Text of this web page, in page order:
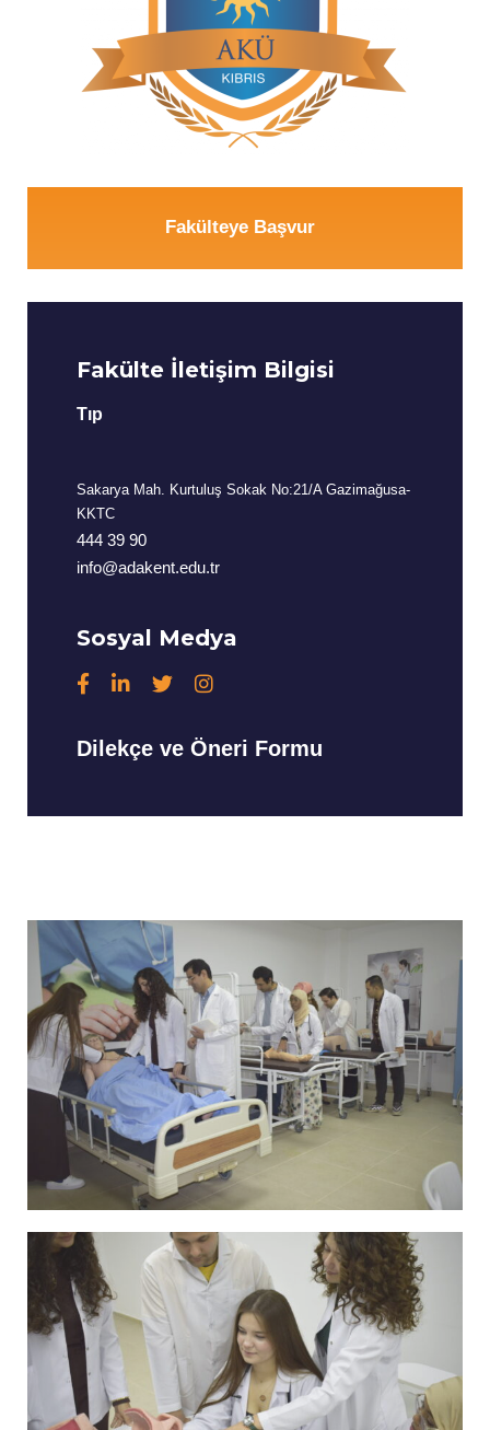
Fakülteye Başvur
Fakülte İletişim Bilgisi
Tıp
Sakarya Mah. Kurtuluş Sokak No:21/A Gazimağusa-
KKTC
444 39 90
info@adakent.edu.tr
Sosyal Medya
Dilekçe ve Öneri Formu